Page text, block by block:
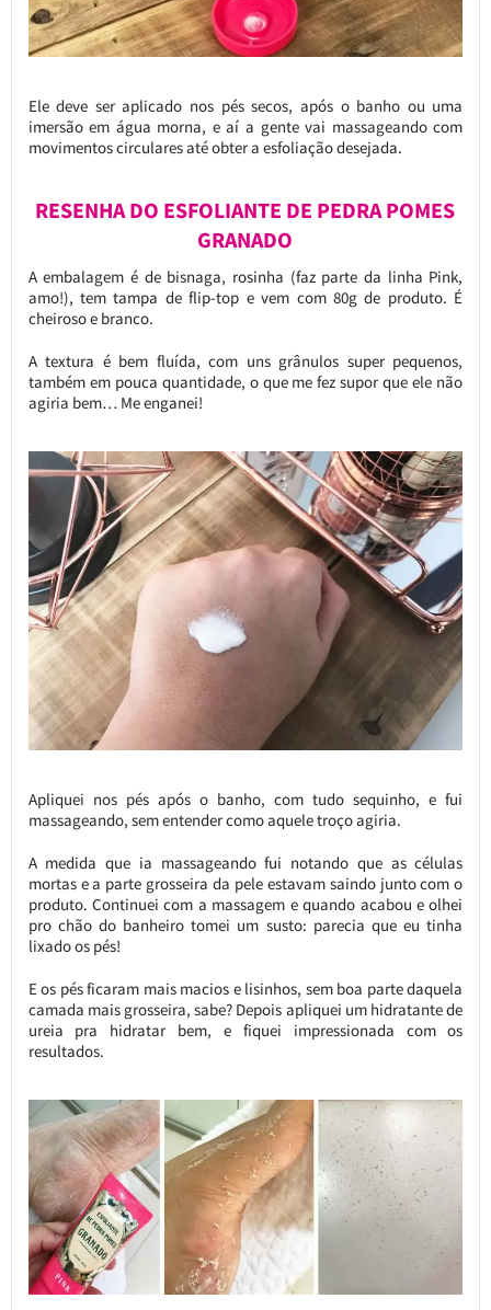
Ele deve ser aplicado nos pés secos, após o banho ou uma
imersão em água morna, e aí a gente vai massageando com
movimentos circulares até obter a esfoliação desejada.
RESENHA DO ESFOLIANTE DE PEDRA POMES
GRANADO
A embalagem é de bisnaga, rosinha (faz parte da linha Pink,
amo!), tem tampa de flip-top e vem com 80g de produto. É
cheiroso e branco.
A textura é bem fluída, com uns grânulos super pequenos,
também em pouca quantidade, o que me fez supor que ele não
agiria bem… Me enganei!
Apliquei nos pés após o banho, com tudo sequinho, e fui
massageando, sem entender como aquele troço agiria.
A medida que ia massageando fui notando que as células
mortas e a parte grosseira da pele estavam saindo junto com o
produto. Continuei com a massagem e quando acabou e olhei
pro chão do banheiro tomei um susto: parecia que eu tinha
lixado os pés!
E os pés ficaram mais macios e lisinhos, sem boa parte daquela
camada mais grosseira, sabe? Depois apliquei um hidratante de
ureia pra hidratar bem, e fiquei impressionada com os
resultados.